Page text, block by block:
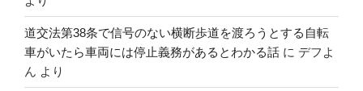
道交法第38条で信号のない横断歩道を渡ろうとする自転
車がいたら車両には停止義務があるとわかる話 に デフよ
ん より